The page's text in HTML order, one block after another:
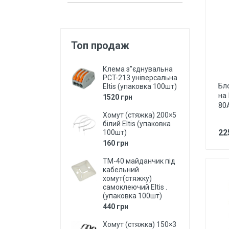
Магнітні пускачі, контактори,
Кнопки, перемикачі, пости...
Дзвоники, кнопки до дзвоників
Коробки монтажні і розподільчі
Щитки, бокси, панелі пластикові
Щитки, бокси металеві
Дверки ревізійні (металеві та
пластмасові)
LED Лампи (світлодіодні)
LED Панелі (світлодіодні)
Топ продаж
Клема з”єднувальна
PCT-213 універсальна
Eltis (упаковка 100шт)
1520 грн
Хомут (стяжка) 200×5
білий Eltis (упаковка
100шт)
160 грн
ТМ-40 майданчик під
кабельний
хомут(стяжку)
самоклеючий Eltis .
(упаковка 100шт)
440 грн
Хомут (стяжка) 150×3
на